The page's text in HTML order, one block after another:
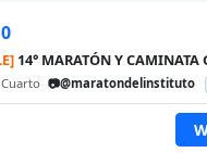
14° MARATÓN Y CAMINATA GRUPO
Cuarto 📷@maratondelinstituto